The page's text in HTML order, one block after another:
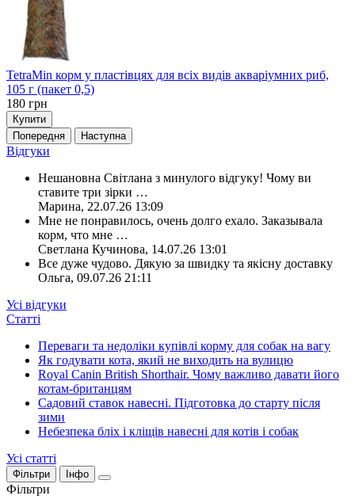
TetraMin корм у пластівцях для всіх видів акваріумних риб,
105 г (пакет 0,5)
180 грн
Купити
Попередня
Наступна
Відгуки
Нешановна Світлана з минулого відгуку! Чому ви
ставите три зірки …
Марина, 22.07.26 13:09
Мне не понравилось, очень долго ехало. Заказывала
корм, что мне …
Светлана Кучинова, 14.07.26 13:01
Все дуже чудово. Дякую за швидку та якісну доставку
Ольга, 09.07.26 21:11
Усі відгуки
Статті
Переваги та недоліки купівлі корму для собак на вагу
Як годувати кота, який не виходить на вулицю
Royal Canin British Shorthair. Чому важливо давати його
котам-британцям
Садовий ставок навесні. Підготовка до старту після
зими
Небезпека бліх і кліщів навесні для котів і собак
Усі статті
Фільтри Інфо
Фільтри